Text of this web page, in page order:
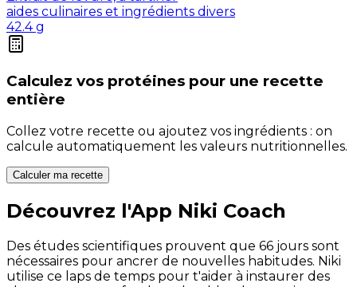
aides culinaires et ingrédients divers
42.4 g
Calculez vos protéines pour une recette
entière
Collez votre recette ou ajoutez vos ingrédients : on
calcule automatiquement les valeurs nutritionnelles.
Calculer ma recette
Découvrez l'App Niki Coach
Des études scientifiques prouvent que 66 jours sont
nécessaires pour ancrer de nouvelles habitudes. Niki
utilise ce laps de temps pour t'aider à instaurer des